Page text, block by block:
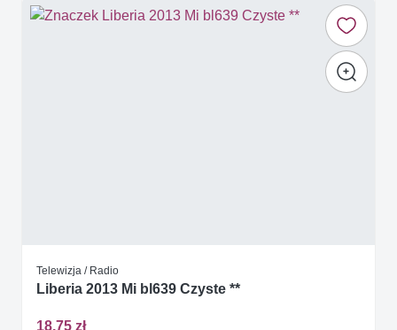
Telewizja / Radio
Liberia 2013 Mi bl639 Czyste **
18,75 zł